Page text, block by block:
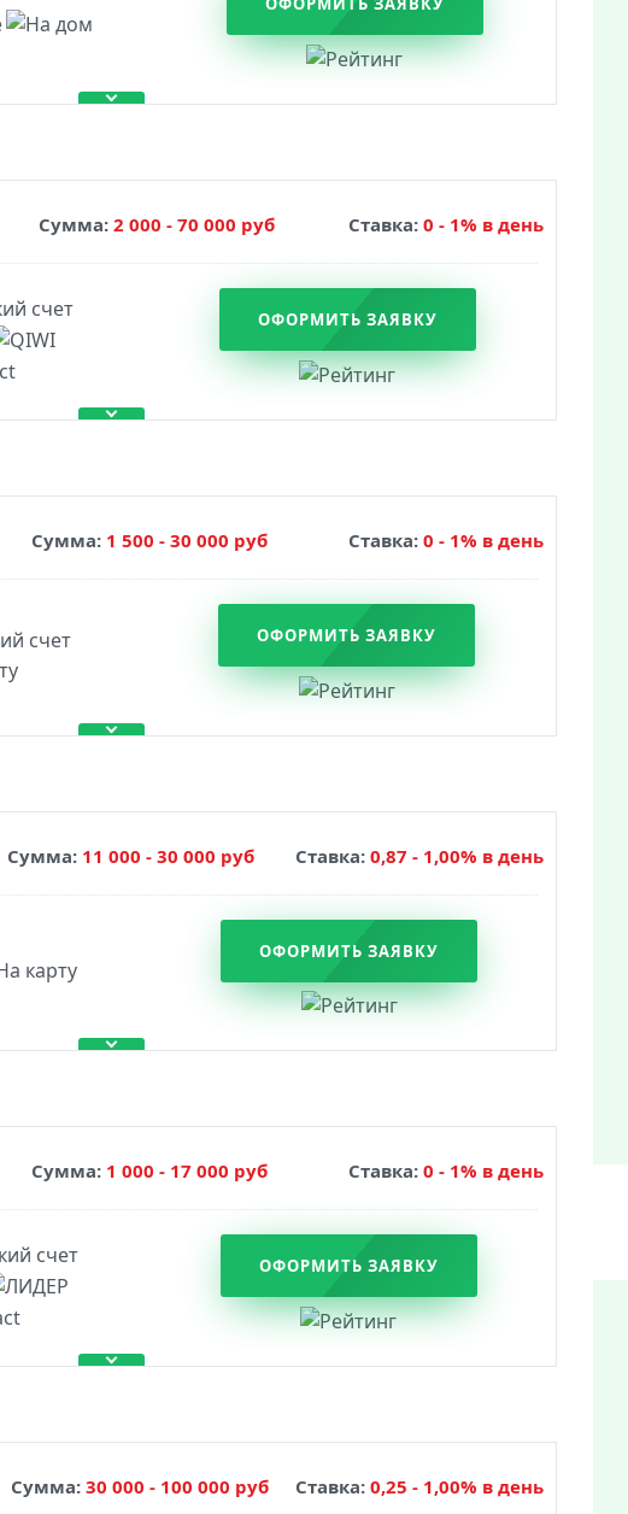
Сумма:2 000 - 70 000 руб Ставка: 0 - 1% в день
ОФОРМИТЬ ЗАЯВКУ
Сумма: 1 500 - 30 000 руб Ставка: 0 - 1% в день
ОФОРМИТЬ ЗАЯВКУ
Сумма: 11 000 - 30 000 руб Ставка: 0,87 - 1,00% в день
ОФОРМИТЬ ЗАЯВКУ
Сумма: 1 000 - 17 000 руб Ставка: 0 - 1% в день
ОФОРМИТЬ ЗАЯВКУ
Сумма: 30 000 - 100 000 руб Ставка: 0,25 - 1,00% в день